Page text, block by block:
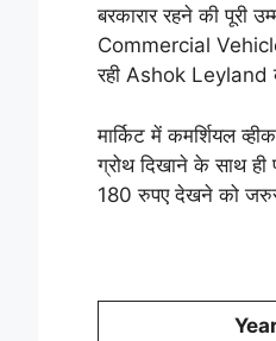
बरकारार रहने की पूरी
Commercial
रही Ashok Leyland
मार्किट में कमर्शियल
ग्रोथ दिखाने के साथ
180 रुपए देखने को